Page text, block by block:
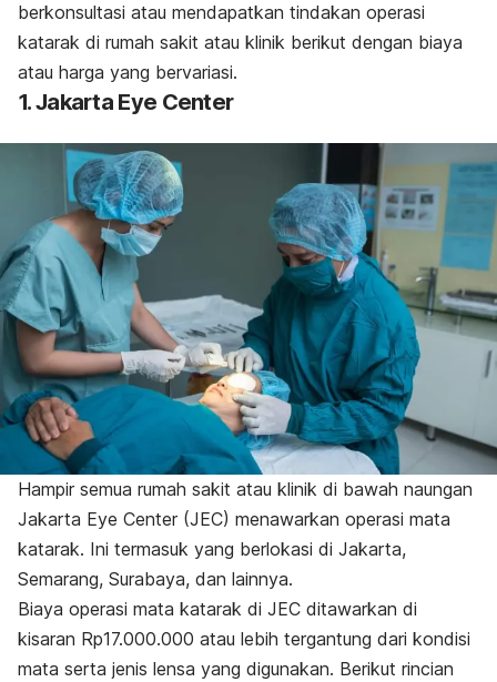
berkonsultasi atau mendapatkan tindakan operasi
katarak di rumah sakit atau klinik berikut dengan biaya
atau harga yang bervariasi.
1. Jakarta Eye Center
Hampir semua rumah sakit atau klinik di bawah naungan
Jakarta Eye Center (JEC) menawarkan operasi mata
katarak. Ini termasuk yang berlokasi di Jakarta,
Semarang, Surabaya, dan lainnya.
Biaya operasi mata katarak di JEC ditawarkan di
kisaran Rp17.000.000 atau lebih tergantung dari kondisi
mata serta jenis lensa yang digunakan. Berikut rincian